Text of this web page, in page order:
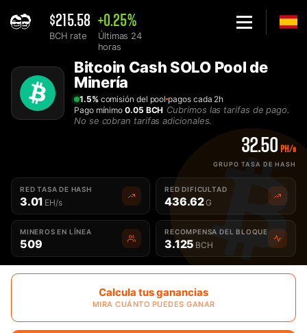
$215.58
BCH rate
+0.25%
Últimas 24
horas
Solo Bitcoin Cash BCH Pool de Minería - 2Miners
Bitcoin Cash SOLO Pool de
Minería
1.5%comisión del pool pagos cada 2h
Pago mínimo0.05 BCH Cubrimos las tarifas de pago.
No se cobran tarifas adicionales.
32.50 PH/s
GRUPO TASA DE HASH
RED TASA DE HASH
3.01 EH/s
RED DIFICULTAD
436.62G
MINEROS EN LÍNEA
509
RECOMPENSA DEL BLOQUE
3.125 BCH
Calcula tus ganancias
MIRA CUÁNTO PUEDES GANAR